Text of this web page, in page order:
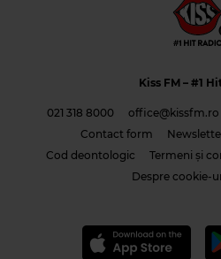
PAUL MCCARTNEY–HOPE OF
Costi & Adrian Saguna & Benzol – Solo tu
Kiss FM – #1
021 318 8000 office@kissfm.ro
Contact form
Cod deontologic
Termeni și
Despre cookie-